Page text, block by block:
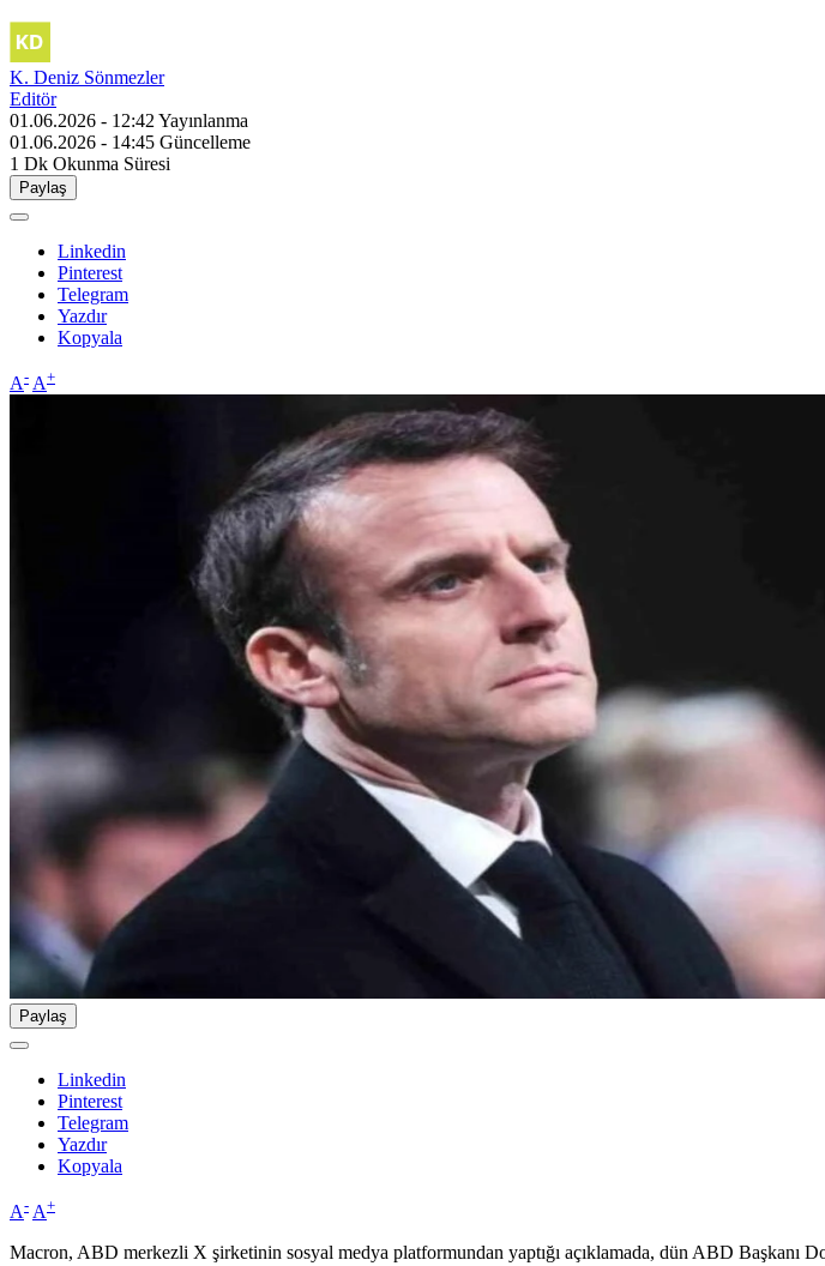
K. Deniz Sönmezler
Editör
01.06.2026 - 12:42 Yayınlanma
01.06.2026 - 14:45 Güncelleme
1 Dk Okunma Süresi
Paylaş
Linkedin
Pinterest
Telegram
Yazdır
Kopyala
A- A+
Paylaş
Linkedin
Pinterest
Telegram
Yazdır
Kopyala
A- A+
Macron, ABD merkezli X şirketinin sosyal medya platformundan yaptığı açıklamada, dün ABD Başkanı